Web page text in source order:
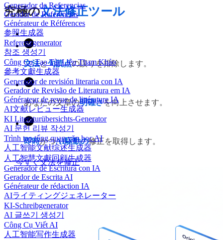
Generador de Referencias
Gerador de Referências
Générateur de Références
参照生成器
Referenzgenerator
참조 생성기
Công Cụ Tạo Tài Liệu Tham Khảo
參考文獻生成器
Generador de revisión literaria con IA
Gerador de Revisão de Literatura em IA
Générateur de revue de littérature IA
AI文献レビュー生成器
KI Literaturübersichts-Generator
AI 문헌 리뷰 작성기
Trình tạo tổng quan văn học AI
人工智能文献综述生成器
人工智慧文獻回顧生成器
Generador de Escritura con IA
Gerador de Escrita AI
Générateur de rédaction IA
AIライティングジェネレーター
KI-Schreibgenerator
AI 글쓰기 생성기
Công Cụ Viết AI
人工智能写作生成器
究極の文法修正ツール
文法と句読点の誤りを排除します。
あなたの文章の明確さを向上させます。
即時かつAI駆動の修正を取得します。
今すぐ文法を修正